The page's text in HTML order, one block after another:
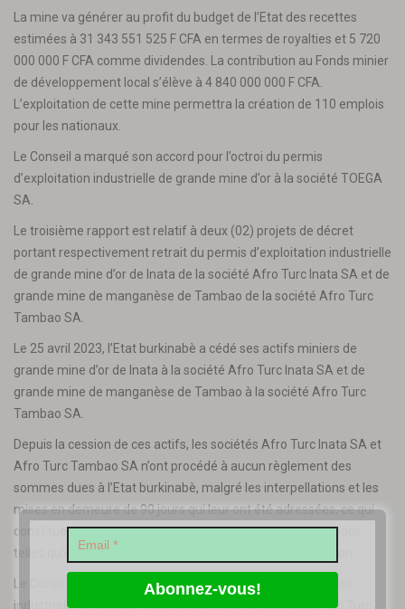
La mine va générer au profit du budget de l’Etat des recettes
estimées à 31 343 551 525 F CFA en termes de royalties et 5 720
000 000 F CFA comme dividendes. La contribution au Fonds minier
de développement local s’élève à 4 840 000 000 F CFA.
L’exploitation de cette mine permettra la création de 110 emplois
pour les nationaux.
Le Conseil a marqué son accord pour l’octroi du permis
d’exploitation industrielle de grande mine d’or à la société TOEGA
SA.
Le troisième rapport est relatif à deux (02) projets de décret
portant respectivement retrait du permis d’exploitation industrielle
de grande mine d’or de Inata de la société Afro Turc Inata SA et de
grande mine de manganèse de Tambao de la société Afro Turc
Tambao SA.
Le 25 avril 2023, l’Etat burkinabè a cédé ses actifs miniers de
grande mine d’or de Inata à la société Afro Turc Inata SA et de
grande mine de manganèse de Tambao à la société Afro Turc
Tambao SA.
Depuis la cession de ces actifs, les sociétés Afro Turc Inata SA et
Afro Turc Tambao SA n’ont procédé à aucun règlement des
sommes dues à l’Etat burkinabè, malgré les interpellations et les
mises en demeure de 90 jours qui leur ont été adressées, ce qui
constitue un manquement de ces sociétés à leurs obligations
telles qu’elles résultent de l’article 3 des contrats de cession.
Le Conseil a donc décidé du retrait des permis d’exploitation
industrielle de grande mine d’or de Inata de la société Afro Turc